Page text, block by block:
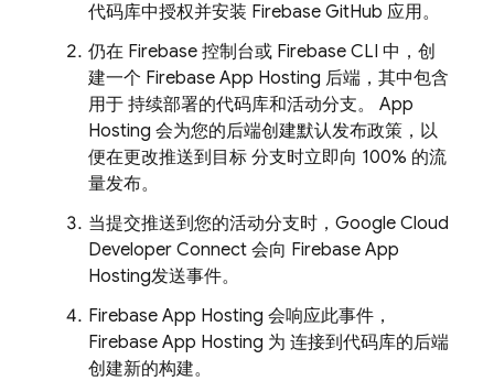
代码库中授权并安装 Firebase GitHub 应用。
仍在 Firebase 控制台或 Firebase CLI 中，创
建一个 Firebase App Hosting 后端，其中包含
用于 持续部署的代码库和活动分支。 App
Hosting 会为您的后端创建默认发布政策，以
便在更改推送到目标 分支时立即向 100% 的流
量发布。
当提交推送到您的活动分支时，Google Cloud
Developer Connect 会向 Firebase App
Hosting发送事件。
Firebase App Hosting 会响应此事件，
Firebase App Hosting 为 连接到代码库的后端
创建新的构建。